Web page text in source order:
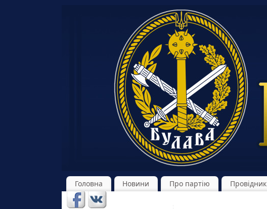
Головна Новини Про партію Провідник